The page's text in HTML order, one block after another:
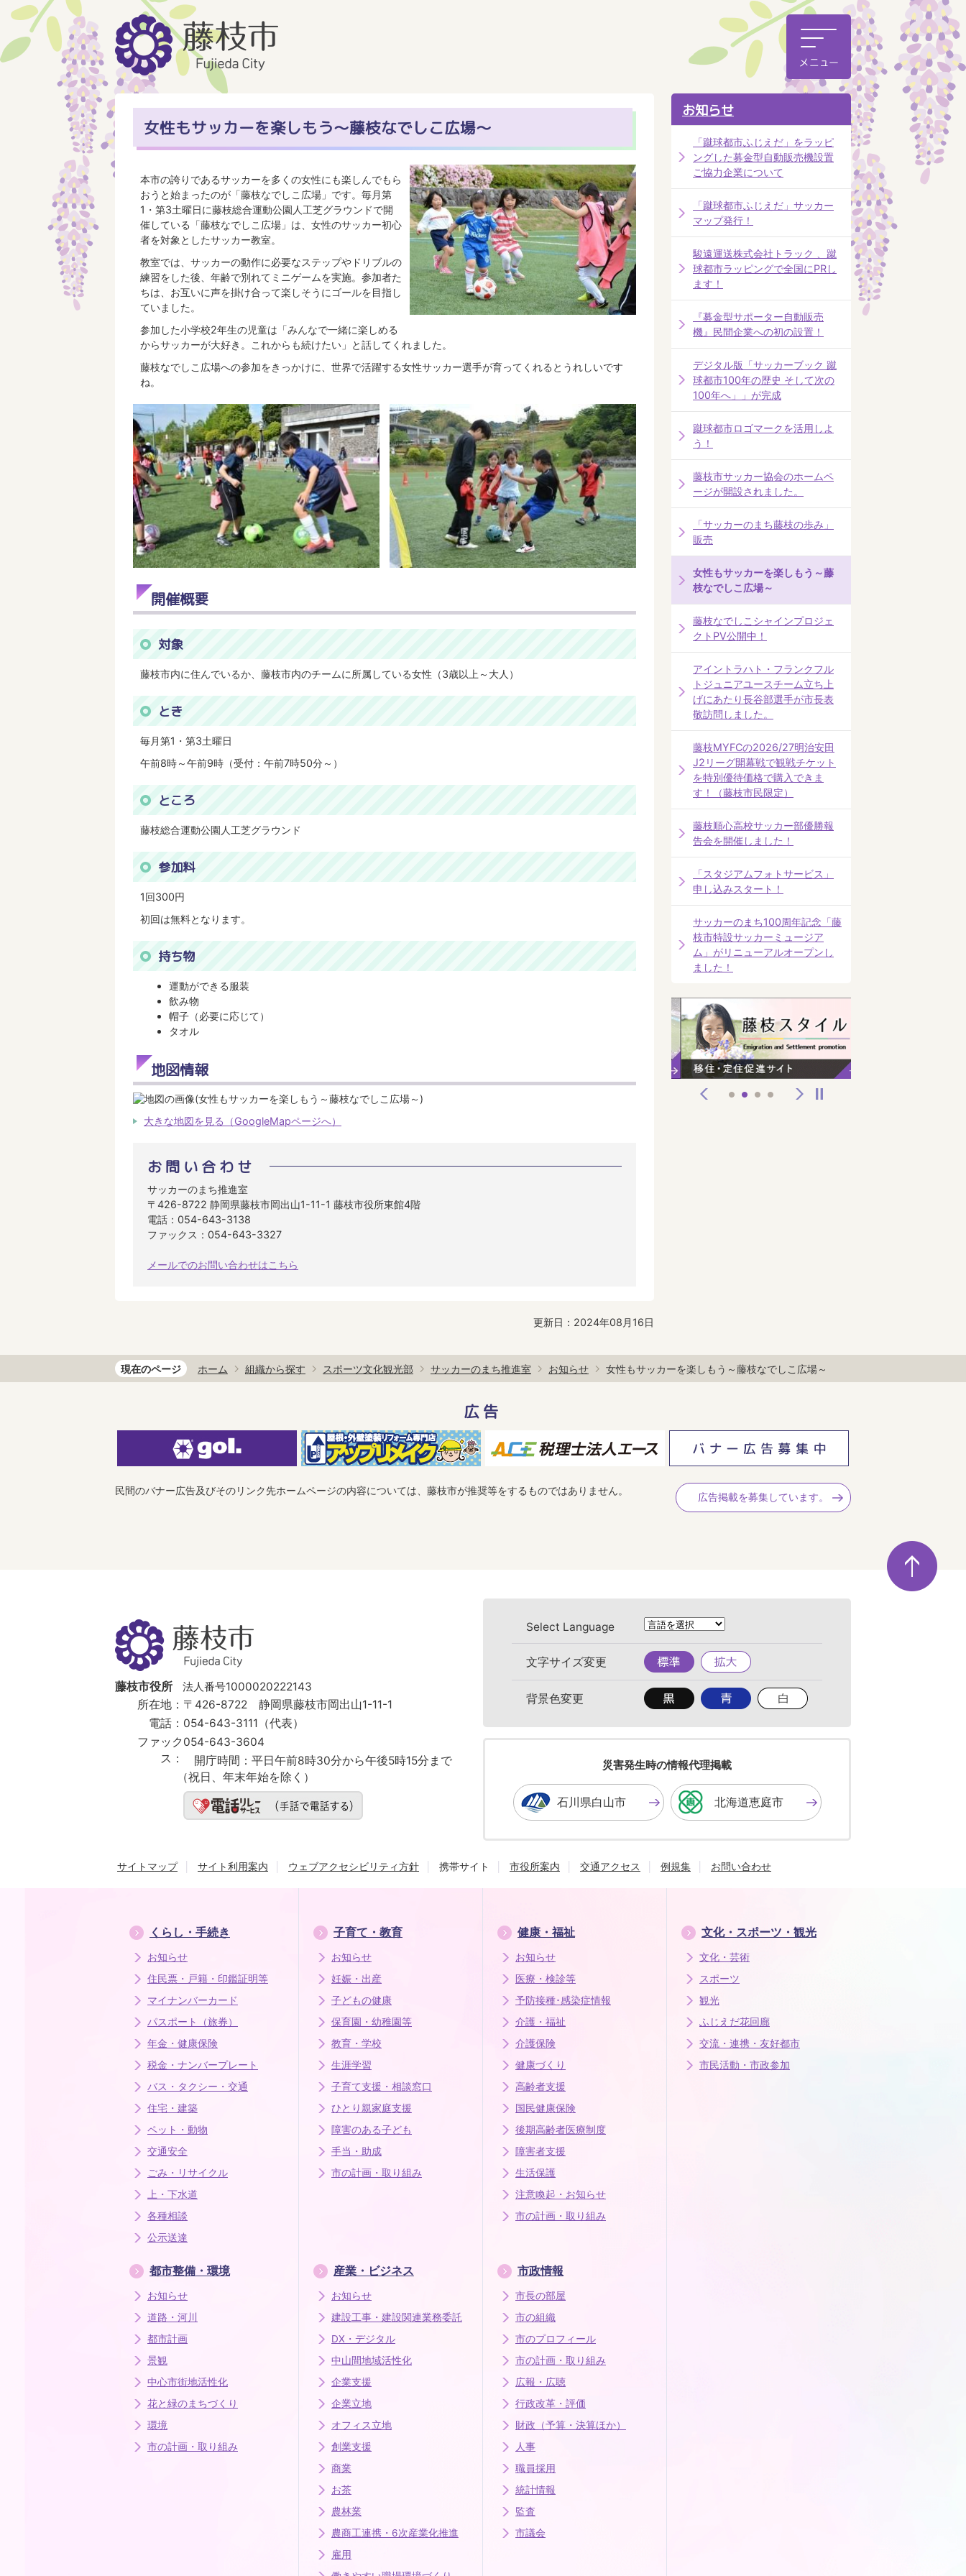
女性もサッカーを楽しもう～藤枝なでしこ広場～
本市の誇りであるサッカーを多くの女性にも楽しんでもら
おうと始まったのが「藤枝なでしこ広場」です。毎月第
1・第3土曜日に藤枝総合運動公園人工芝グラウンドで開
催している「藤枝なでしこ広場」は、女性のサッカー初心
者を対象としたサッカー教室。
教室では、サッカーの動作に必要なステップやドリブルの
練習をした後、年齢で別れてミニゲームを実施。参加者た
ちは、お互いに声を掛け合って楽しそうにゴールを目指し
ていました。
参加した小学校2年生の児童は「みんなで一緒に楽しめる
からサッカーが大好き。これからも続けたい」と話してくれました。
藤枝なでしこ広場への参加をきっかけに、世界で活躍する女性サッカー選手が育ってくれるとうれしいです
ね。
開催概要
対象
藤枝市内に住んでいるか、藤枝市内のチームに所属している女性（3歳以上～大人）
とき
毎月第1・第3土曜日
午前8時～午前9時（受付：午前7時50分～）
ところ
藤枝総合運動公園人工芝グラウンド
参加料
1回300円
初回は無料となります。
持ち物
運動ができる服装
飲み物
帽子（必要に応じて）
タオル
地図情報
大きな地図を見る（GoogleMapページへ）
お問い合わせ
サッカーのまち推進室
〒426-8722 静岡県藤枝市岡出山1-11-1 藤枝市役所東館4階
電話：054-643-3138
ファックス：054-643-3327
メールでのお問い合わせはこちら
更新日：2024年08月16日
お知らせ
「蹴球都市ふじえだ」をラッピ
ングした募金型自動販売機設置
ご協力企業について
「蹴球都市ふじえだ」サッカー
マップ発行！
駿遠運送株式会社トラック 、蹴
球都市ラッピングで全国にPRし
ます！
『募金型サポーター自動販売
機』民間企業への初の設置！
デジタル版「サッカーブック 蹴
球都市100年の歴史 そして次の
100年へ」」が完成
蹴球都市ロゴマークを活用しよ
う！
藤枝市サッカー協会のホームペ
ージが開設されました。
「サッカーのまち藤枝の歩み」
販売
女性もサッカーを楽しもう～藤
枝なでしこ広場～
藤枝なでしこシャインプロジェ
クトPV公開中！
アイントラハト・フランクフル
トジュニアユースチーム立ち上
げにあたり長谷部選手が市長表
敬訪問しました。
藤枝MYFCの2026/27明治安田
J2リーグ開幕戦で観戦チケット
を特別優待価格で購入できま
す！（藤枝市民限定）
藤枝順心高校サッカー部優勝報
告会を開催しました！
「スタジアムフォトサービス」
申し込みスタート！
サッカーのまち100周年記念「藤
枝市特設サッカーミュージア
ム」がリニューアルオープンし
ました！
現在のページ ホーム 組織から探す スポーツ文化観光部 サッカーのまち推進室 お知らせ 女性もサッカーを楽しもう～藤枝なでしこ広場～
広告
民間のバナー広告及びそのリンク先ホームページの内容については、藤枝市が推奨等をするものではありません。
広告掲載を募集しています。
ペ
ー
ジ
の
藤
枝
市
Fujieda
City
藤枝市役所
法人番号1000020222143
所在地： 〒426-8722 静岡県藤枝市岡出山1-11-1
電話： 054-643-3111（代表）
ファック
ス：
054-643-3604
開庁時間： 平日午前8時30分から午後5時15分まで
（祝日、年末年始を除く）
Select Language
文字サイズ変更
標
準
拡
大
背景色変更
背
景
色
す
る
背
景
色
る
背
景
る
災害発生時の情報代理掲載
石川県白山市 北海道恵庭市
サイトマップ サイト利用案内 ウェブアクセシビリティ方針 携帯サイト 市役所案内 交通アクセス 例規集 お問い合わせ
くらし・手続き
お知らせ
住民票・戸籍・印鑑証明等
マイナンバーカード
パスポート（旅券）
年金・健康保険
税金・ナンバープレート
バス・タクシー・交通
住宅・建築
ペット・動物
交通安全
ごみ・リサイクル
上・下水道
各種相談
公示送達
子育て・教育
お知らせ
妊娠・出産
子どもの健康
保育園・幼稚園等
教育・学校
生涯学習
子育て支援・相談窓口
ひとり親家庭支援
障害のある子ども
手当・助成
市の計画・取り組み
健康・福祉
お知らせ
医療・検診等
予防接種･感染症情報
介護・福祉
介護保険
健康づくり
高齢者支援
国民健康保険
後期高齢者医療制度
障害者支援
生活保護
注意喚起・お知らせ
市の計画・取り組み
文化・スポーツ・観光
文化・芸術
スポーツ
観光
ふじえだ花回廊
交流・連携・友好都市
市民活動・市政参加
都市整備・環境
お知らせ
道路・河川
都市計画
景観
中心市街地活性化
花と緑のまちづくり
環境
市の計画・取り組み
産業・ビジネス
お知らせ
建設工事・建設関連業務委託
DX・デジタル
中山間地域活性化
企業支援
企業立地
オフィス立地
創業支援
商業
お茶
農林業
農商工連携・6次産業化推進
雇用
市政情報
市長の部屋
市の組織
市のプロフィール
市の計画・取り組み
広報・広聴
行政改革・評価
財政（予算・決算ほか）
人事
職員採用
統計情報
監査
市議会